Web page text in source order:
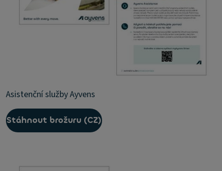
Asistenční služby Ayvens
Stáhnout brožuru (CZ)